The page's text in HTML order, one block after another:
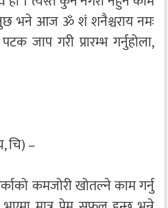
भने आज ॐ शं शनैश्चराय नमः
जाप गरी प्रारम्भ गर्नुहोला,
चि) –
कमजोरी खोतल्ने काम गर्नु